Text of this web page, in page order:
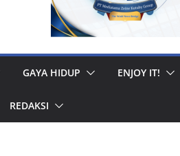
GAYA HIDUP ENJOY IT!
REDAKSI